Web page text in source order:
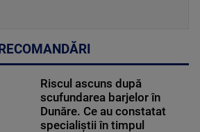
RECOMANDĂRI
Riscul ascuns după
scufundarea barjelor în
Dunăre. Ce au constatat
specialiștii în timpul